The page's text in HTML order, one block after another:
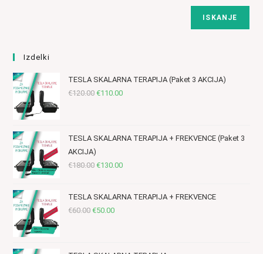
ISKANJE
Izdelki
TESLA SKALARNA TERAPIJA (Paket 3 AKCIJA)
€120.00 Izvirna
bila:
€110.00Trenutna
€110.00.
TESLA SKALARNA TERAPIJA + FREKVENCE (Paket 3
AKCIJA)
€180.00 Izvirna
je
bila:
€130.00Trenutna
je:
TESLA SKALARNA TERAPIJA + FREKVENCE
€60.00 Izvirna
€50.00Trenutna